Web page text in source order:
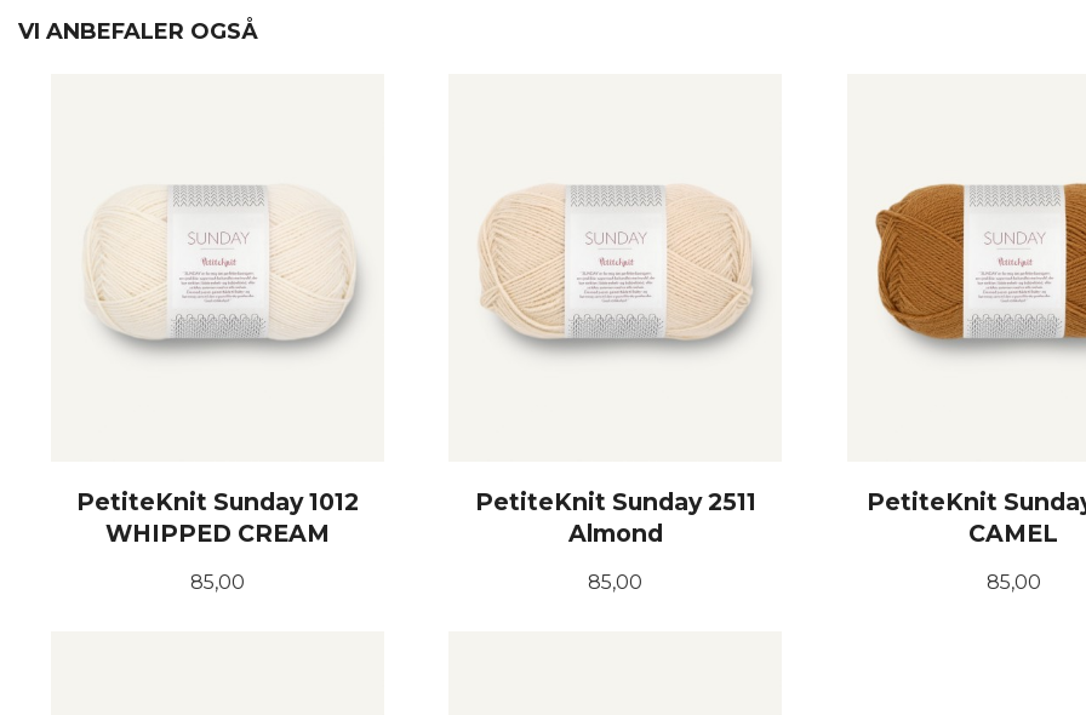
VI ANBEFALER OGSÅ
PetiteKnit Sunday 1012
WHIPPED CREAM
Pris
85,00
PetiteKnit Sunday 2511
Almond
Pris
85,00
PetiteKnit
CAMEL
Pris
85,00